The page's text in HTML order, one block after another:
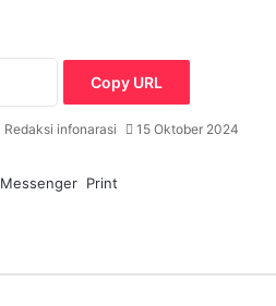
Copy URL
Redaksi infonarasi 15 Oktober 2024
Messenger Print